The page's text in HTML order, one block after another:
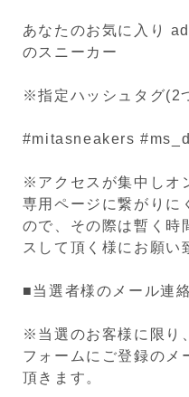
あなたのお気に入り
のスニーカー
※指定ハッシュタグ(2
#mitasneakers
※アクセスが集中しオ
専用ページに繋がりに
ので、その際は暫く時
スして頂く様にお願い
■当選者様のメール連
※当選のお客様に限り
フォームにご登録のメ
頂きます。